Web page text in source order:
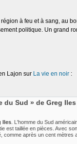
à feu et à sang, au
politique. Un grand
Lajon sur La vie en noir :
du Sud » de Greg
Iles . L'homme du Sud
est taillée en pièces. Avec
comme après un cent mètres